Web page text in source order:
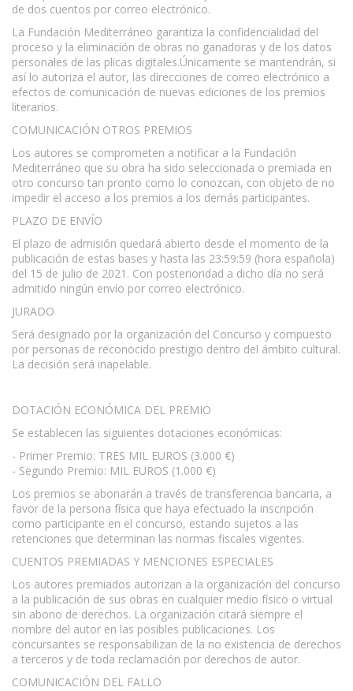
de dos cuentos por correo electrónico.
La Fundación Mediterráneo garantiza la confidencialidad del
proceso y la eliminación de obras no ganadoras y de los datos
personales de las plicas digitales.Únicamente se mantendrán, si
así lo autoriza el autor, las direcciones de correo electrónico a
efectos de comunicación de nuevas ediciones de los premios
literarios.
COMUNICACIÓN OTROS PREMIOS
Los autores se comprometen a notificar a la Fundación
Mediterráneo que su obra ha sido seleccionada o premiada en
otro concurso tan pronto como lo conozcan, con objeto de no
impedir el acceso a los premios a los demás participantes.
PLAZO DE ENVÍO
El plazo de admisión quedará abierto desde el momento de la
publicación de estas bases y hasta las 23:59:59 (hora española)
del 15 de julio de 2021. Con posterioridad a dicho día no será
admitido ningún envío por correo electrónico.
JURADO
Será designado por la organización del Concurso y compuesto
por personas de reconocido prestigio dentro del ámbito cultural.
La decisión será inapelable.
DOTACIÓN ECONÓMICA DEL PREMIO
Se establecen las siguientes dotaciones económicas:
- Primer Premio: TRES MIL EUROS (3.000 €)
- Segundo Premio: MIL EUROS (1.000 €)
Los premios se abonarán a través de transferencia bancaria, a
favor de la persona física que haya efectuado la inscripción
como participante en el concurso, estando sujetos a las
retenciones que determinan las normas fiscales vigentes.
CUENTOS PREMIADAS Y MENCIONES ESPECIALES
Los autores premiados autorizan a la organización del concurso
a la publicación de sus obras en cualquier medio físico o virtual
sin abono de derechos. La organización citará siempre el
nombre del autor en las posibles publicaciones. Los
concursantes se responsabilizan de la no existencia de derechos
a terceros y de toda reclamación por derechos de autor.
COMUNICACIÓN DEL FALLO